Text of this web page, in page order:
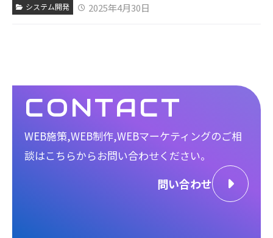
システム開発 2025年4月30日
CONTACT
WEB施策,WEB制作,WEBマーケティングのご相
談はこちらからお問い合わせください。
問い合わせ